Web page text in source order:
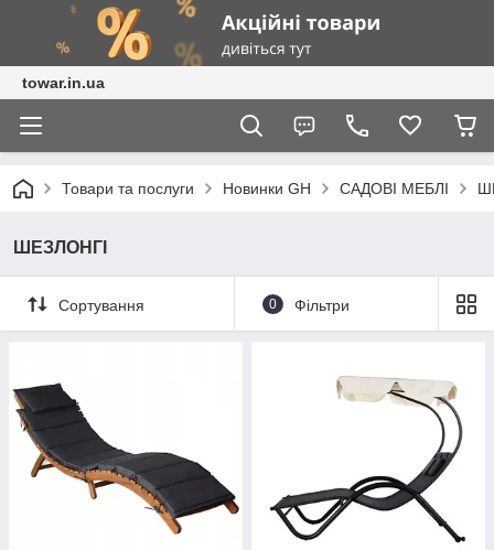
towar.in.ua
Товари та послуги Новинки GH САДОВІ МЕБЛІ
ШЕЗЛОНГІ
Сортування 0 Фільтри